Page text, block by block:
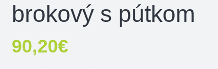
brokový s pútkom
90,20€